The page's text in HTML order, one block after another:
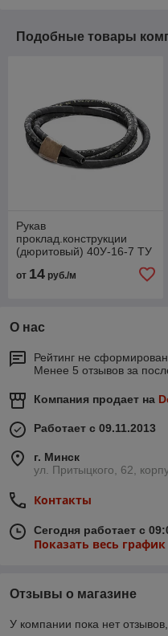
Подобные товары
Рукав
проклад.конструкции
(дюритовый) 40У-16-7 ТУ
от 14 руб./м
О нас
Рейтинг не сформирован
Менее 5 отзывов за
Компания продает на
Работает с 09.11.2013
г. Минск
ул. Притыцкого, 62,
Контакты
Сегодня работает с
Показать весь
Отзывы о магазине
У компании пока нет